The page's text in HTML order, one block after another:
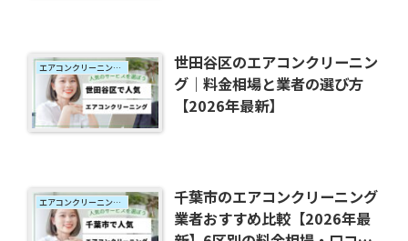
エアコンクリーニング地域別おすすめ
世田谷区のエアコンクリーニン
グ｜料金相場と業者の選び方
【2026年最新】
エアコンクリーニング地域別おすすめ
千葉市のエアコンクリーニング
業者おすすめ比較【2026年最